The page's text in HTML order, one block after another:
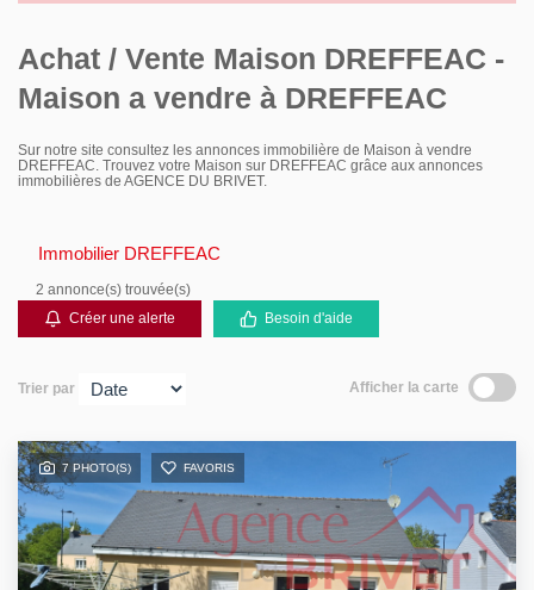
Biens vendus
Notre Agence
Avis
Contact
Achat / Vente Maison DREFFEAC -
Maison a vendre à DREFFEAC
Sur notre site consultez les annonces immobilière de Maison à vendre
DREFFEAC. Trouvez votre Maison sur DREFFEAC grâce aux annonces
immobilières de AGENCE DU BRIVET.
Immobilier DREFFEAC
2 annonce(s) trouvée(s)
Créer une alerte
Besoin d'aide
Trier par Afficher la carte
7 PHOTO(S) FAVORIS